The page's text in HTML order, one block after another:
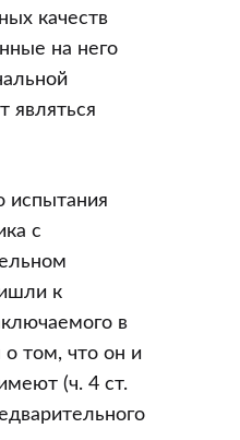
качеств
на него
являться
испытания
с
к
в
том, что он и
(ч. 4 ст.